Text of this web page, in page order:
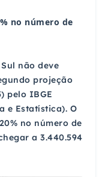
no número de
não deve
projeção
pelo IBGE
e Estatística). O
no número de
a 3.440.594